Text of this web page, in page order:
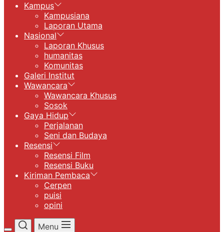
Kampus
Kampusiana
Laporan Utama
Nasional
Laporan Khusus
humanitas
Komunitas
Galeri Institut
Wawancara
Wawancara Khusus
Sosok
Gaya Hidup
Perjalanan
Seni dan Budaya
Resensi
Resensi Film
Resensi Buku
Kiriman Pembaca
Cerpen
puisi
opini
Menu